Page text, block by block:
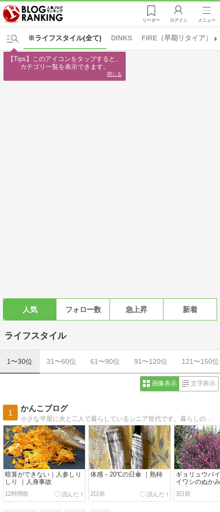
リーダー ログイン メニュー
※ライフスタイル(全て) DINKS FIRE（早期リタイア）
人気 フォロー数 急上昇 新着
ライフスタイル
1〜30位 31〜60位 61〜90位 91〜120位 121〜150位
画像表示 文字表示
1
かんこブログ
小さな平屋に夫と二人で暮らしているシニア世代です。暮らしの中で感じたこと、家庭菜園のことなど綴っています。
暗算ができない｜人参しり
しり ｜人身事故
12時間前
体感－20℃の日傘 ｜熟柿
2日前
ギョリュウバ
イワシのぬか
が沈む
3日前
【Tips】このアイコンをタップすると、
カテゴリ一覧を表示できます。
閉じる